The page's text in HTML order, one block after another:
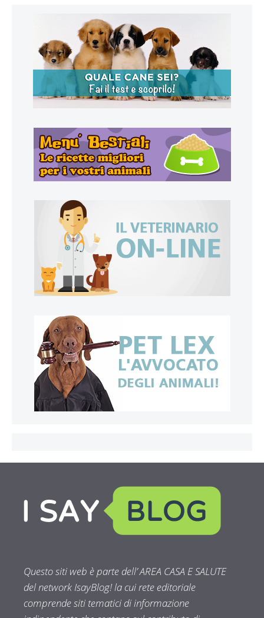
Questo siti web è parte dell’ AREA CASA E SALUTE
del network IsayBlog! la cui rete editoriale
comprende siti tematici di informazione